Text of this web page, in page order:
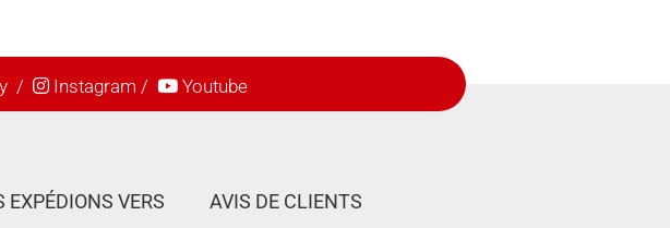
/ Instagram / Youtube
EXPÉDIONS VERS AVIS DE CLIENTS